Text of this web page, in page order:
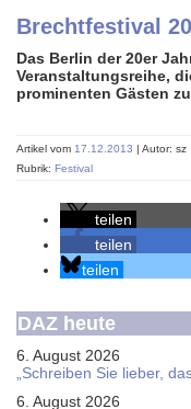
Brechtfestival
Das Berlin der 20er
Veranstaltungsreihe,
prominenten Gästen
Artikel vom 17.12.2013 | Autor: sz
Rubrik: Festival
teilen
teilen
teilen
DAZ heute
6. August 2026
„Schreiben Sie lieber,
6. August 2026